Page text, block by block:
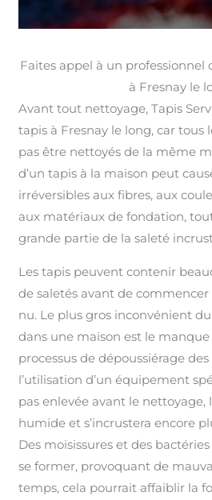
Faites appel à un
à Fresnay le
Avant tout nettoyage, Tapis
tapis à Fresnay le long, car tous
pas être nettoyés de la même
d’un tapis à la maison peut
irréversibles aux fibres, aux
aux matériaux de fondation,
grande partie de la saleté
Les tapis peuvent contenir
de saletés avant de commencer
nu. Le plus gros inconvénient
dans une maison est le manque
processus de dépoussiérage
l’utilisation d’un équipement
pas enlevée avant le nettoyage,
humide et s’incrustera encore
Des moisissures et des
se former, provoquant de
temps, cela pourrait affaiblir la